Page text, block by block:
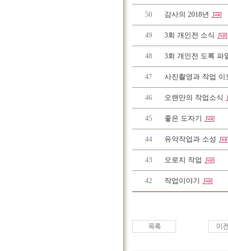
50 감사의 2018년
49 3회 개인전 소식
48 3회 개인전 도록 파
47 사진촬영과 작업 이
46 오랜만의 작업소식
45 좋은 도자기
44 유약작업과 소성
43 오로지 작업
42 작업이야기